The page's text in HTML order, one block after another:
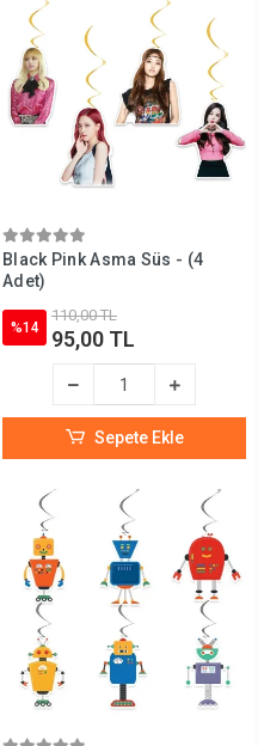
Black Pink Asma Süs - (4
Adet)
%14
110,00 TL
95,00 TL
Sepete Ekle